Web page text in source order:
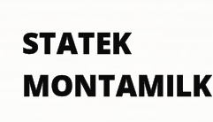
STATEK
MONTAMILK